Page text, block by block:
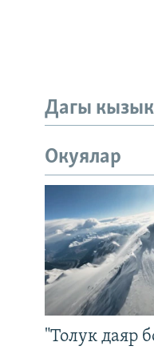
Дагы
Окуялар
"Толук даяр